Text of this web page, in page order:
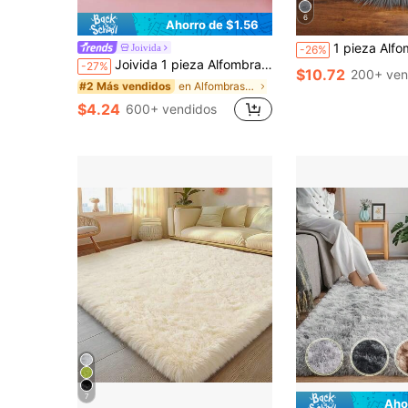
Ahorro de $1.56
Joivida
-27% Joivida 1 pieza Alfombra suave y moderna para interiores y exteriores de color rosa/verde hierba/camello para el dormitorio, sala de estar, dormitorio, habitación de niños, decoración del hogar, antideslizante de fibra de poliéster, cómoda decoración de la habitación de los niños
#2 Más vendidos en Alfombras, Tapetes y Protectores
$4.24 600+ vendidos
6
-26% 1 pieza Alfombra de piel de imitación suave, alfombra esponjosa gris, lavable a máquina, adecuada para
$10.72 200+
7